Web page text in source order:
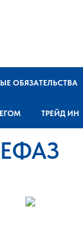
ОБЯЗАТЕЛЬСТВА
ТРЕЙД ИН